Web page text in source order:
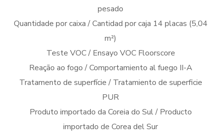
pesado
Quantidade por caixa / Cantidad por caja 14 placas (5,04
m²)
Teste VOC / Ensayo VOC Floorscore
Reação ao fogo / Comportamiento al fuego II-A
Tratamento de superfície / Tratamiento de superficie
PUR
Produto importado da Coreia do Sul / Producto
importado de Corea del Sur